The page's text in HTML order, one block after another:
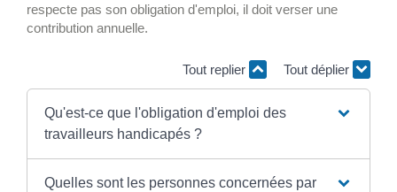
respecte pas son obligation d'emploi, il doit verser une
contribution annuelle.
Tout replier Tout déplier
Qu'est-ce que l'obligation d'emploi des
travailleurs handicapés ?
Quelles sont les personnes concernées par